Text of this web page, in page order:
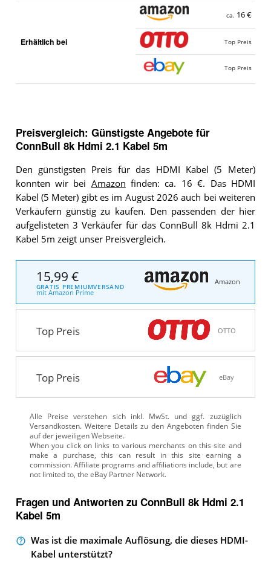
Erhältlich bei
ca. 16 €
Top Preis
Top Preis
Preisvergleich: Günstigste Angebote für
ConnBull 8k Hdmi 2.1 Kabel 5m
Den günstigsten Preis für das HDMI Kabel (5 Meter)
konnten wir bei Amazon finden: ca. 16 €. Das HDMI
Kabel (5 Meter) gibt es im August 2026 auch bei weiteren
Verkäufern günstig zu kaufen. Den passenden der hier
aufgelisteten 3 Verkäufer für das ConnBull 8k Hdmi 2.1
Kabel 5m zeigt unser Preisvergleich.
15,99 €
GRATIS PREMIUMVERSAND
mit Amazon Prime
Amazon
Top Preis OTTO
Top Preis eBay
Alle Preise verstehen sich inkl. MwSt. und ggf. zuzüglich
Versandkosten. Weitere Details zu den Angeboten finden Sie
auf der jeweiligen Webseite.
Fragen und Antworten zu ConnBull 8k Hdmi 2.1
Kabel 5m
Was ist die maximale Auflösung, die dieses HDMI-
Kabel unterstützt?